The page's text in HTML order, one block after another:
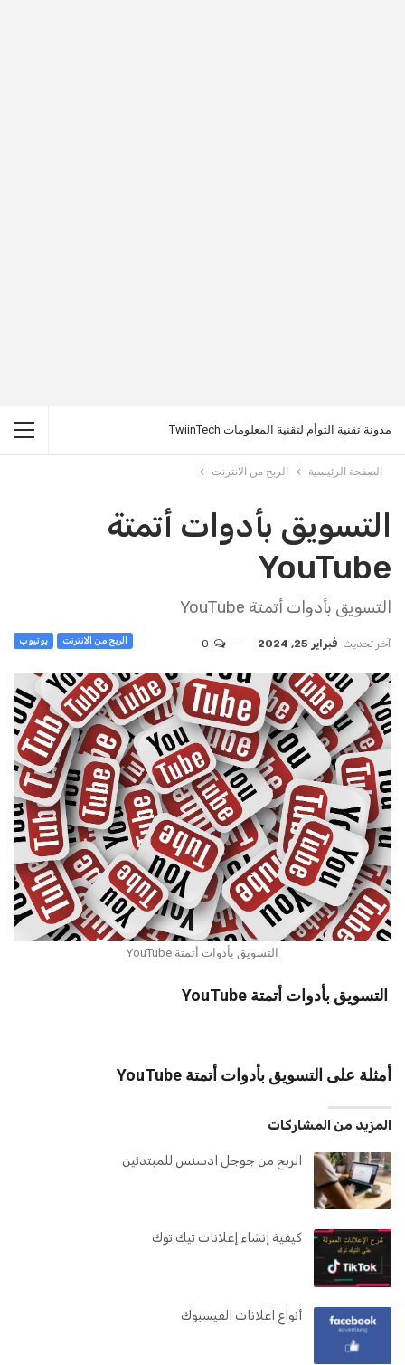
مدونة تقنية التوأم لتقنية المعلومات TwiinTech
الصفحة الرئيسية الربح من الانترنت
التسويق بأدوات أتمتة
YouTube
التسويق بأدوات أتمتة YouTube
الربح من الانترنت يوتيوب آخر تحديث فبراير 25, 2024
التسويق بأدوات أتمتة YouTube
التسويق بأدوات أتمتة YouTube
أمثلة على التسويق بأدوات أتمتة YouTube
المزيد من المشاركات
الربح من جوجل ادسنس للمبتدئين
كيفية إنشاء إعلانات تيك توك
أنواع اعلانات الفيسبوك